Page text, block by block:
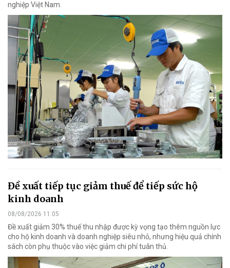
nghiệp Việt Nam.
Đề xuất tiếp tục giảm thuế để tiếp sức hộ
kinh doanh
08/08/2026 11:05
Đề xuất giảm 30% thuế thu nhập được kỳ vọng tạo thêm nguồn lực
cho hộ kinh doanh và doanh nghiệp siêu nhỏ, nhưng hiệu quả chính
sách còn phụ thuộc vào việc giảm chi phí tuân thủ.